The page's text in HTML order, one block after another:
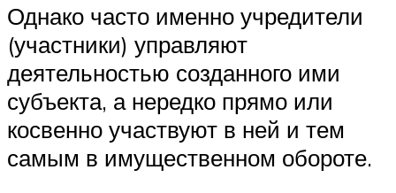
Однако часто именно учредители
(участники) управляют
деятельностью созданного ими
субъекта, а нередко прямо или
косвенно участвуют в ней и тем
самым в имущественном обороте.